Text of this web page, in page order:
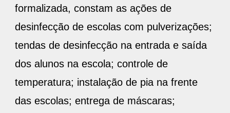
formalizada, constam as ações de
desinfecção de escolas com pulverizações;
tendas de desinfecção na entrada e saída
dos alunos na escola; controle de
temperatura; instalação de pia na frente
das escolas; entrega de máscaras;